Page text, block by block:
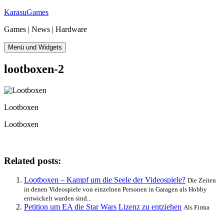
Zum
springen
KarasuGames
Games | News | Hardware
Menü und Widgets
lootboxen-2
Lootboxen
Lootboxen
Related posts:
Lootboxen – Kampf um die Seele der Videospiele? Die Zeiten
in denen Videospiele von einzelnen Personen in Garagen als Hobby
entwickelt wurden sind...
Petition um EA die Star Wars Lizenz zu entziehen Als Firma